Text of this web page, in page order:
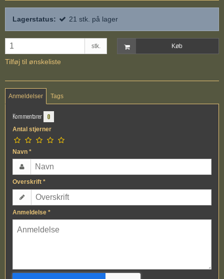
Lagerstatus: 21 stk. på lager
stk. Køb
Tilføj til ønskeliste
Anmeldelser Tags
Kommentarer 0
Antal stjerner
Navn *
Overskrift *
Anmeldelse *